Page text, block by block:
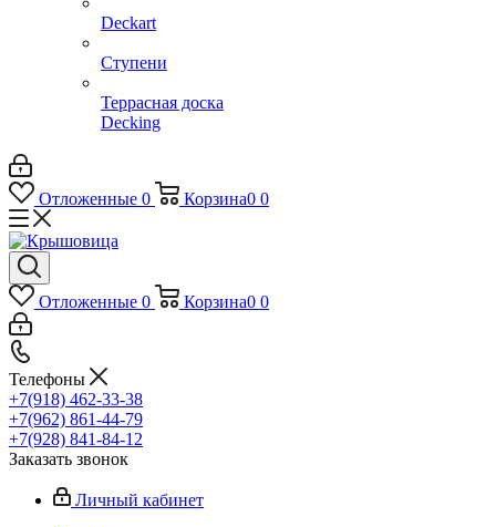
Deckart
Ступени
Террасная доска
Decking
Отложенные 0 Корзина0 0
Отложенные 0 Корзина0 0
Телефоны
+7(918) 462-33-38
+7(962) 861-44-79
+7(928) 841-84-12
Заказать звонок
Личный кабинет